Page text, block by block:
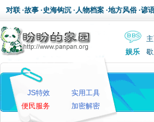
对联 ·故事 ·史海钩沉 ·人物档案 ·地方风俗 ·谚
娱乐
JS特效
实用工具
便民服务
加密解密